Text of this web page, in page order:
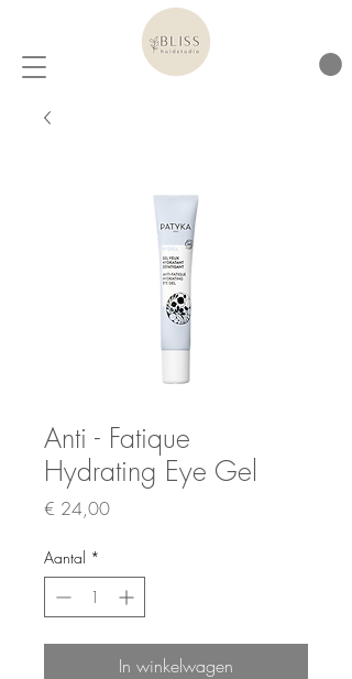
Anti - Fatique
Hydrating Eye Gel
€ 24,00Prijs
Aantal *
In winkelwagen